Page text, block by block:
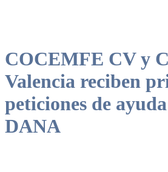
COCEMFE CV y
Valencia reciben
peticiones de
DANA